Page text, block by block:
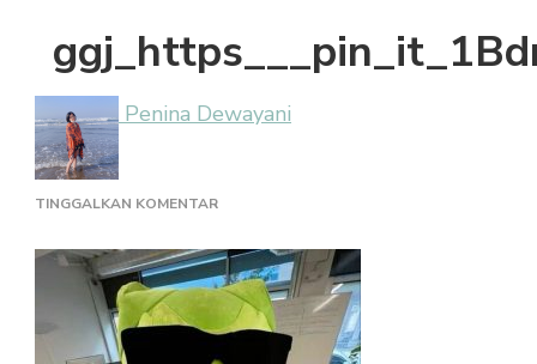
Penina Dewayani
TINGGALKAN KOMENTARPADA